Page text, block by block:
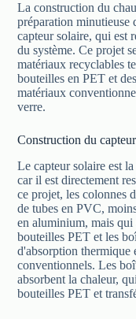
La construction du
préparation minutieuse
capteur solaire, qui est
du système. Ce projet
matériaux recyclables
bouteilles en PET et
matériaux
verre.
Construction du
Le capteur solaire est
car il est directement
ce projet, les colonnes
de tubes en PVC,
en aluminium, mais qui
bouteilles PET et les
d'absorption thermique
conventionnels. Les
absorbent la chaleur,
bouteilles PET et